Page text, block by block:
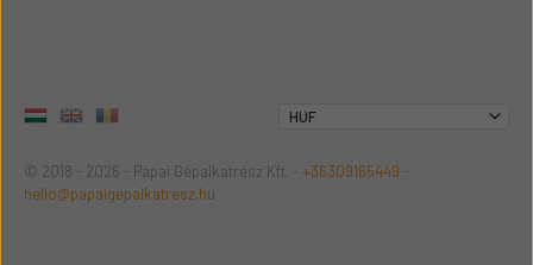
© 2018 - 2026 - Pápai Gépalkatrész Kft. - +36309165449 -
hello@papaigepalkatresz.hu